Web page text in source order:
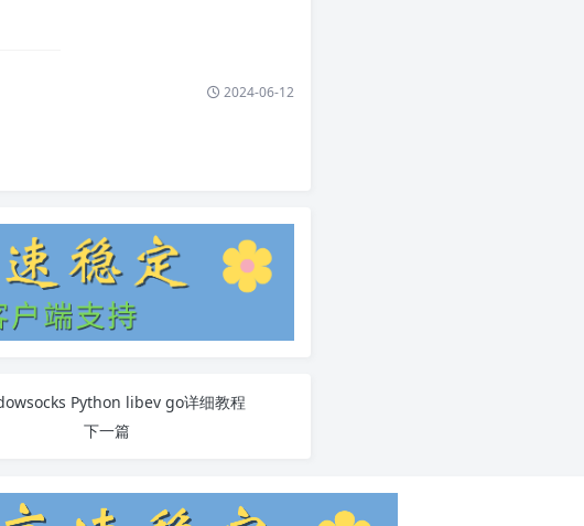
2024-06-12
Python libev go详细教程
下一篇